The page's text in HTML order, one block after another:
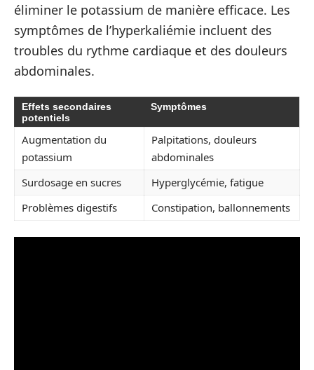
éliminer le potassium de manière efficace. Les
symptômes de l’hyperkaliémie incluent des
troubles du rythme cardiaque et des douleurs
abdominales.
Effets secondaires
potentiels
Symptômes
Augmentation du
potassium
Palpitations, douleurs
abdominales
Surdosage en sucres
Hyperglycémie, fatigue
Problèmes digestifs
Constipation, ballonnements